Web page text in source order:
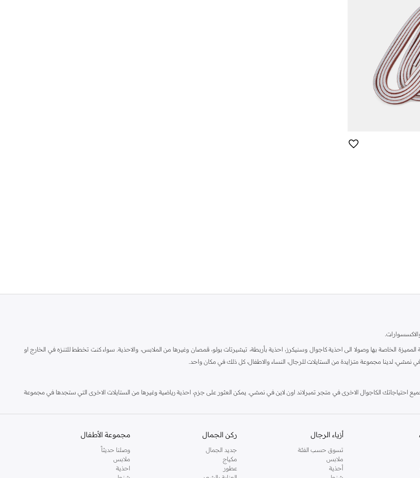
والاكسسوارات.
الخاصة بها وصولا الى احذية كاجوال وسنيكرز، احذية بأربطة، تيشيرتات بولو، قمصان وغيرها من الملابس، والاحذية. سواء كنت تخطط للتنزه في الخارج او
لدينا مجموعة متزايدة من الستايلات للرجال، النساء والاطفال، كل ذلك في مكان واحد.
جميع احتياجاتك الكاجوال الاخرى في متجر تمبرلاند اون لاين في نمشي. يمكن العثور على جزم، احذية رياضية وغيرها من الستايلات الاخرى التي ستجدها في مجموعة
أزياء الرجال
تسوق حسب الفئة
ملابس
أحذية
ركن الجمال
جديد الجمال
مكياج
عطور
مجموعة الأطفال
وصلنا حديثاً
ملابس
احذية